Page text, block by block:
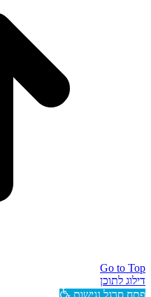
Go to Top
דילוג לתוכן
פתח סרגל נגישות